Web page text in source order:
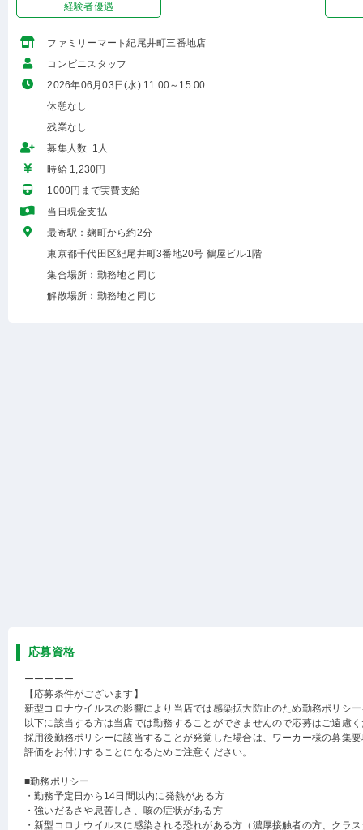
経験者優遇
ファミリーマート紀尾井町三番地店
コンビニスタッフ
2026年06月03日(水) 11:00～15:00
休憩なし
残業なし
募集人数 1人
時給 1,230円
1000円まで実費支給
当日現金支払
最寄駅：麹町から約2分
東京都千代田区紀尾井町3番地20号 鶴屋ビル1階
集合場所：勤務地と同じ
解散場所：勤務地と同じ
応募資格
ーーーーー
【応募条件がございます】
新型コロナウイルスの影響により当店では感染拡大防止のため勤務ポリシ
以下に該当する方は当店では勤務することができませんので応募はご遠慮
採用後勤務ポリシーに該当することが発覚した場合は、ワーカー様の募集
評価をお付けすることになるためご注意ください。
■勤務ポリシー
・勤務予定日から14日間以内に発熱がある方
・強いだるさや息苦しさ、咳の症状がある方
・新型コロナウイルスに感染される恐れがある方（濃厚接触者の方、クラ